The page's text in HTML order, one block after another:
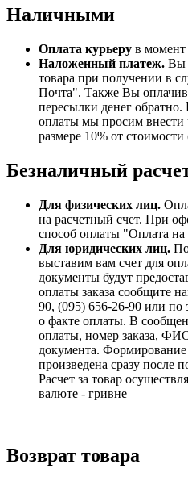
Наличными
Оплата курьеру в момент
Наложенный платеж. Вы
товара при получении в
Почта". Также Вы
пересылки денег
оплаты мы просим внести
размере 10% от
Безналичный
Для физических лиц.
на расчетный счет. При
способ оплаты "Оплата на
Для юридических лиц.
выставим вам счет для
документы будут
оплаты заказа сообщите
90, (095) 656-26-90 или по
о факте оплаты. В
оплаты, номер заказа,
документа. Формирование
произведена сразу после
Расчет за товар
валюте - гривне
Возврат товара